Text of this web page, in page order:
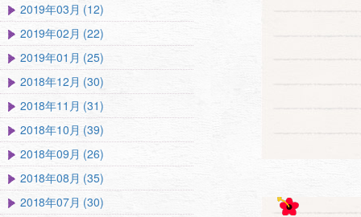
2019年03月 (12)
2019年02月 (22)
2019年01月 (25)
2018年12月 (30)
2018年11月 (31)
2018年10月 (39)
2018年09月 (26)
2018年08月 (35)
2018年07月 (30)